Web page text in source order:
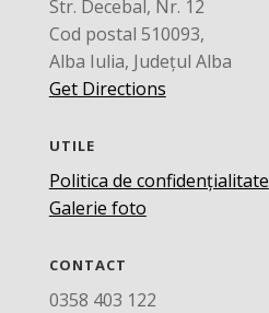
Str. Decebal, Nr. 12
Cod postal 510093,
Alba Iulia, Județul Alba
Get Directions
UTILE
Politica de confidențialitate
Galerie foto
CONTACT
0358 403 122